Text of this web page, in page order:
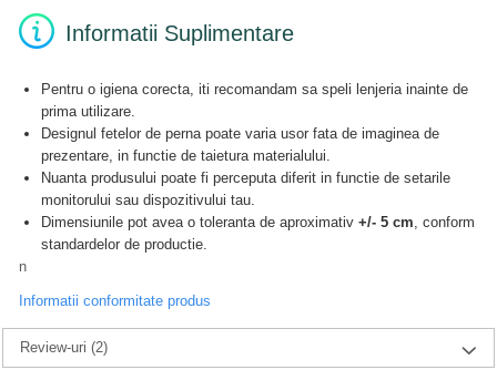
Informatii Suplimentare
Pentru o igiena corecta, iti recomandam sa speli lenjeria inainte de
prima utilizare.
Designul fetelor de perna poate varia usor fata de imaginea de
prezentare, in functie de taietura materialului.
Nuanta produsului poate fi perceputa diferit in functie de setarile
monitorului sau dispozitivului tau.
Dimensiunile pot avea o toleranta de aproximativ+/- 5 cm, conform
standardelor de productie.
n
Informatii conformitate produs
Review-uri(2)